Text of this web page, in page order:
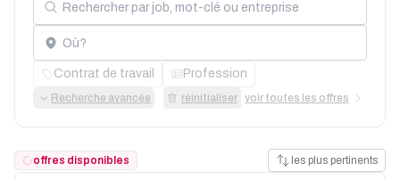
Localisation
Contrat de travail Profession
Recherche avancée réinitialiser voir toutes les offres
offres disponibles les plus pertinents